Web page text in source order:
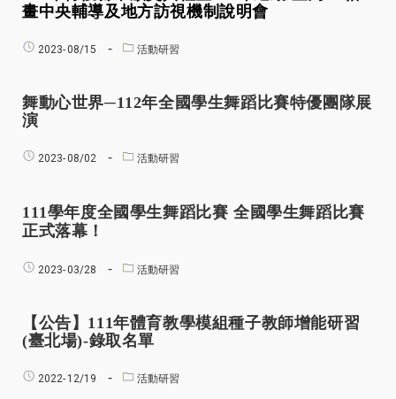
畫中央輔導及地方訪視機制說明會
2023-08/15 活動研習
舞動心世界─112年全國學生舞蹈比賽特優團隊展
演
2023-08/02 活動研習
111 學年度全國學生舞蹈比賽全國學生舞蹈比賽
正式落幕！
2023-03/28 活動研習
【公告】111年體育教學模組種子教師增能研習
(臺北場)-錄取名單
2022- 12/19 活動研習